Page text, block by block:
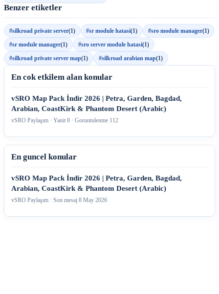
Benzer etiketler
#silkroad private server(1) #sr module hatasi(1) #sro module manager(1)
#sr module manager(1) #sro server module hatasi(1)
#silkroad private server map(1) #silkroad arabian map(1)
En cok etkilem alan konular
vSRO Map Pack İndir 2026 | Petra, Garden, Bagdad,
Arabian, CoastKirk & Phantom Desert (Arabic)
vSRO Paylaşım · Yanit 0 · Goruntulenme 112
En guncel konular
vSRO Map Pack İndir 2026 | Petra, Garden, Bagdad,
Arabian, CoastKirk & Phantom Desert (Arabic)
vSRO Paylaşım · Son mesaj 8 May 2026